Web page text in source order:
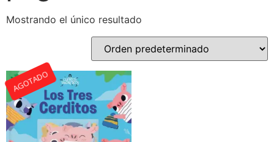
Mostrando el único resultado
AGOTADO